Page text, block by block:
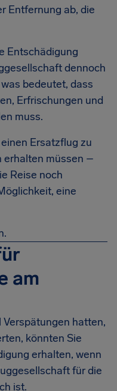
Entfernung ab, die
Entschädigung
dennoch
bedeutet, dass
Erfrischungen und
muss.
Ersatzflug zu
erhalten müssen –
Reise noch
eine
am
hatten,
könnten Sie
erhalten, wenn
für die
ist.